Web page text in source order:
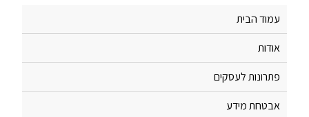
עמוד הבית
אודות
פתרונות לעסקים
אבטחת מידע